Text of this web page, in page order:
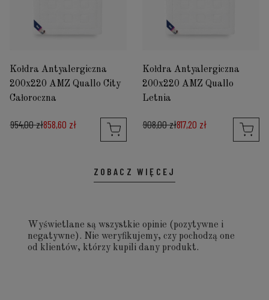
Kołdra Antyalergiczna
200x220 AMZ Quallo City
Całoroczna
954,00 zł858,60 zł
Kołdra Antyalergiczna
200x220 AMZ Quallo
Letnia
908,00 zł817,20 zł
ZOBACZ WIĘCEJ
Wyświetlane są wszystkie opinie (pozytywne i
negatywne). Nie weryfikujemy, czy pochodzą one
od klientów, którzy kupili dany produkt.